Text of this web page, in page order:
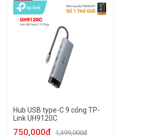
Hub USB type-C 9 cổng TP-
Link UH9120C
750,000đ 1,399,000đ